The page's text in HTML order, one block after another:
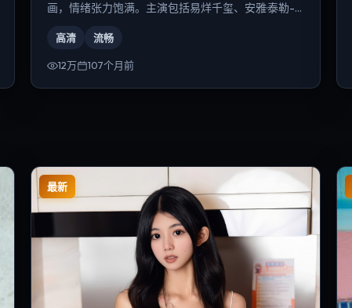
画，情绪张力饱满。主演包括易烊千玺、安雅·泰勒-
高清 流畅
12万 107个月前
最新